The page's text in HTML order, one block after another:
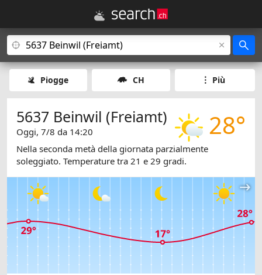
Piogge CH Più
28°
5637 Beinwil (Freiamt)
Oggi, 7/8 da 14:20
Nella seconda metà della giornata parzialmente
soleggiato. Temperature tra 21 e 29 gradi.